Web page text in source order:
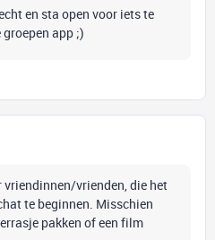
en sta open voor iets te
app ;)
vriendinnen/vrienden, die het
te beginnen. Misschien
pakken of een film